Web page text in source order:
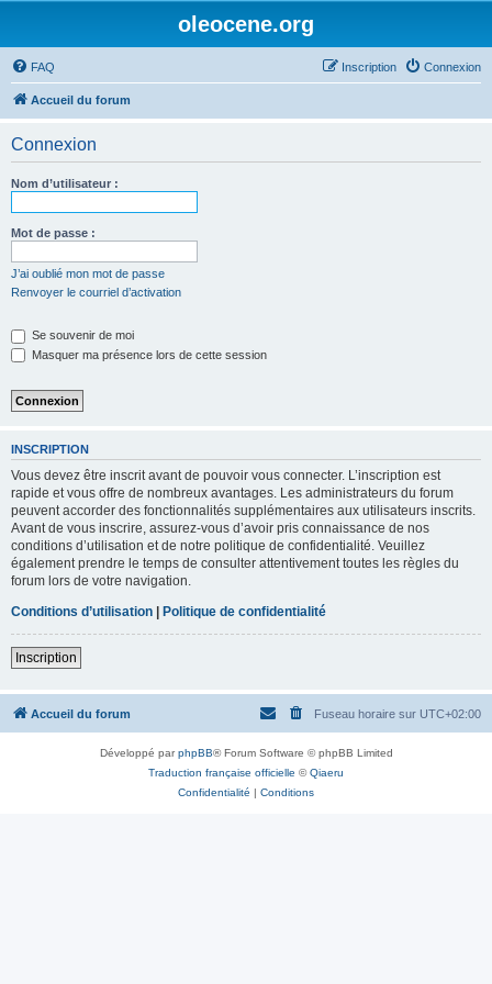
oleocene.org
FAQ Connexion
Inscription
Accueil du forum
Connexion
Nom d’utilisateur :
Mot de passe :
J’ai oublié mon mot de passe
Renvoyer le courriel d’activation
Se souvenir de moi
Masquer ma présence lors de cette session
INSCRIPTION
Vous devez être inscrit avant de pouvoir vous connecter. L’inscription est
rapide et vous offre de nombreux avantages. Les administrateurs du forum
peuvent accorder des fonctionnalités supplémentaires aux utilisateurs inscrits.
Avant de vous inscrire, assurez-vous d’avoir pris connaissance de nos
conditions d’utilisation et de notre politique de confidentialité. Veuillez
également prendre le temps de consulter attentivement toutes les règles du
forum lors de votre navigation.
Conditions d’utilisation | Politique de confidentialité
Inscription
Accueil du forum Fuseau horaire sur UTC+02:00
Développé parphpBB® Forum Software © phpBB Limited
Traduction française officielle ©Qiaeru
Confidentialité | Conditions